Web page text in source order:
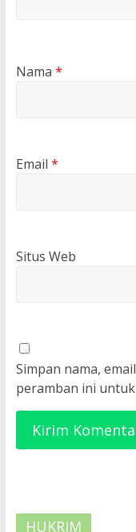
Nama *
Email *
Situs Web
Simpan nama,
peramban ini
HUKRIM